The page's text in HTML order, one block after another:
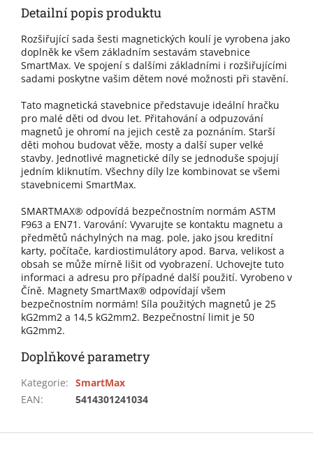
Detailní popis produktu
Rozšiřující sada šesti magnetických koulí je vyrobena jako
doplněk ke všem základním sestavám stavebnice
SmartMax. Ve spojení s dalšími základními i rozšiřujícími
sadami poskytne vašim dětem nové možnosti při stavění.
Tato magnetická stavebnice představuje ideální hračku
pro malé děti od dvou let. Přitahování a odpuzování
magnetů je ohromí na jejich cestě za poznáním. Starší
děti mohou budovat věže, mosty a další super velké
stavby. Jednotlivé magnetické díly se jednoduše spojují
jedním kliknutím. Všechny díly lze kombinovat se všemi
stavebnicemi SmartMax.
SMARTMAX® odpovídá bezpečnostním normám ASTM
F963 a EN71. Varování: Vyvarujte se kontaktu magnetu a
předmětů náchylných na mag. pole, jako jsou kreditní
karty, počítače, kardiostimulátory apod. Barva, velikost a
obsah se může mírně lišit od vyobrazení. Uchovejte tuto
informaci a adresu pro případné další použití. Vyrobeno v
Číně. Magnety SmartMax® odpovídají všem
bezpečnostním normám! Síla použitých magnetů je 25
kG2mm2 a 14,5 kG2mm2. Bezpečnostní limit je 50
kG2mm2.
Doplňkové parametry
Kategorie: SmartMax
EAN: 5414301241034
Z